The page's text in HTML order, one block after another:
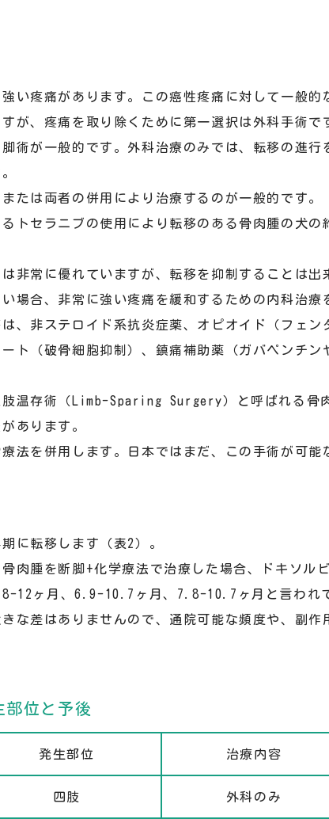
い疼痛があります。この癌性疼痛に対して一般的
が、疼痛を取り除くために第一選択は外科手術で
術が一般的です。外科治療のみでは、転移の進
たは両者の併用により治療するのが一般的です。
トセラニブの使用により転移のある骨肉腫の犬
非常に優れていますが、転移を抑制することは出
場合、非常に強い疼痛を緩和するための内科治療
、非ステロイド系抗炎症薬、オピオイド（フェン
ト（破骨細胞抑制）、鎮痛補助薬（ガバペンチ
肢温存術（Limb-Sparing Surgery）と呼ばれる骨
あります。
法を併用します。日本ではまだ、この手術が可能
に転移します（表2）。
肉腫を断脚+化学療法で治療した場合、ドキソル
8-12ヶ月、6.9-10.7ヶ月、7.8-10.7ヶ月と言われ
な差はありませんので、通院可能な頻度や、副作
位と予後
発生部位 治療内容
四肢 外科のみ